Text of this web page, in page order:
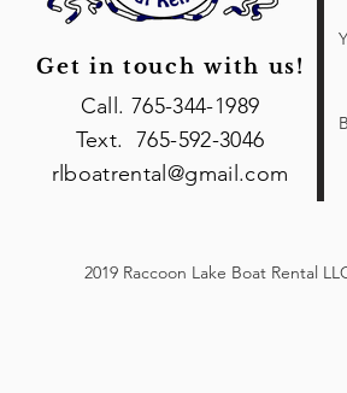
Rosa
Verdadero real
Verde irlandés
Verde militar
Call. 765-344-1989
Text. 765-592-3046
rlboatrental@gmail.com
Get in touch with us!
2019 Raccoon Lake Boat Rental